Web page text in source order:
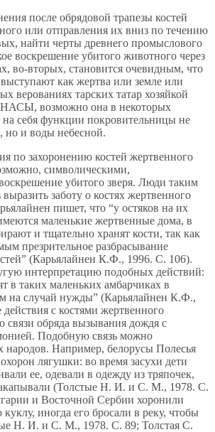
после обрядовой трапезы костей
или отправления их вниз по течению
найти черты древнего промыслового
воскрешение убитого животного через
во-вторых, становится очевидным, что
как жертва или земле или
верованиях тарских татар хозяйкой
возможно она в некоторых
на себя функции покровительницы не
но и воды небесной.
по захоронению костей жертвенного
символическими,
убитого зверя. Люди таким
заботу о костях жертвенного
пишет, что “у остяков на их
маленькие жертвенные дома, в
и тщательно хранят кости, так как
презрительное разбрасывание
(Карьялайнен К.Ф., 1996. С. 106).
интерпретацию подобных действий:
в таких маленьких амбарчиках в
на случай нужды” (Карьялайнен К.Ф.,
с костями жертвенного
связи обряда вызывания дождя с
Подобную связь можно
народов. Например, белорусы Полесья
лягушки: во время засухи дети
ее, одевали в одежду из тряпочек,
(Толстые Н. И. и С. М., 1978. С.
и Восточной Сербии хоронили
иногда его бросали в реку, чтобы
Н. И. и С. М., 1978. С. 89; Толстая С.